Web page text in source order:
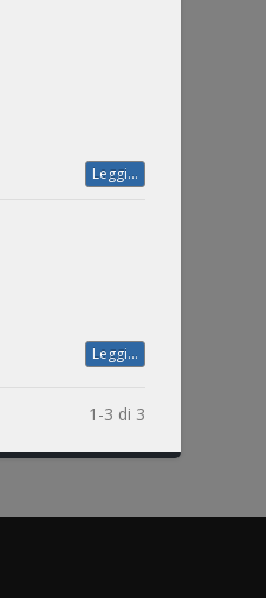
Leggi...
Leggi...
1-3 di 3